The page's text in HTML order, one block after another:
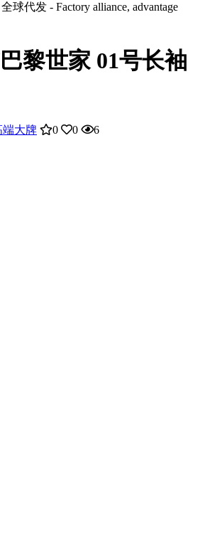
球代发 - Factory alliance, advantage
黎世家 01号长袖
端大牌 0 0 6